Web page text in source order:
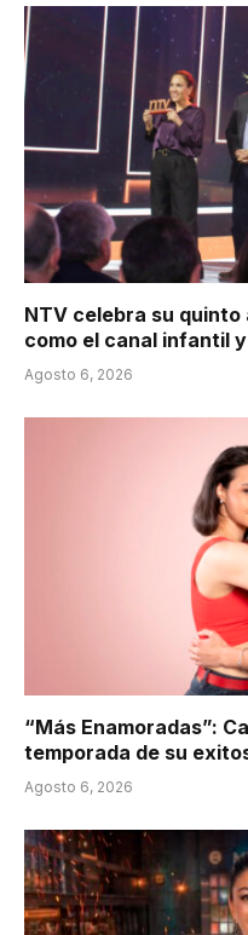
NTV celebra su
como el canal infantil
Agosto 6, 2026
“Más Enamoradas”:
temporada de su
Agosto 6, 2026